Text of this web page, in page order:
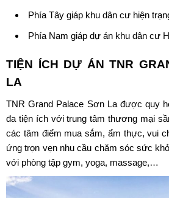
Phía Tây giáp khu dân cư hiện
Phía Nam giáp dự án khu dân cư
TIỆN ÍCH DỰ ÁNTNR
LA
TNR Grand Palace Sơn Lađược quy
đa tiện ích với trung tâm thương mại
các tâm điểm mua sắm, ẩm thực, vui
ứng trọn vẹn nhu cầu chăm sóc sức
với phòng tập gym, yoga, massage,…